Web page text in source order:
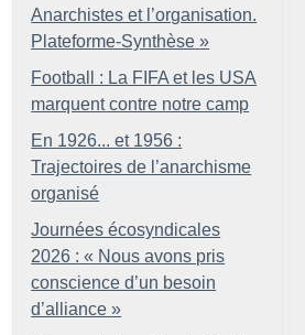
Anarchistes et l’organisation.
Plateforme-Synthèse »
Football : La FIFA et les USA
marquent contre notre camp
En 1926... et 1956 :
Trajectoires de l’anarchisme
organisé
Journées écosyndicales
2026 : « Nous avons pris
conscience d’un besoin
d’alliance »